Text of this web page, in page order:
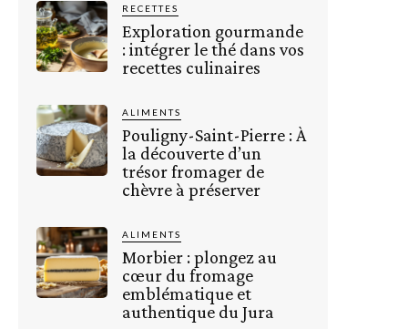
RECETTES
Exploration gourmande
: intégrer le thé dans vos
recettes culinaires
ALIMENTS
Pouligny-Saint-Pierre : À
la découverte d’un
trésor fromager de
chèvre à préserver
ALIMENTS
Morbier : plongez au
cœur du fromage
emblématique et
authentique du Jura